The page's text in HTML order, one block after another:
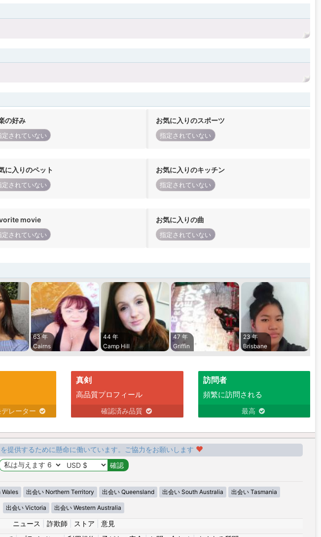
の好み
定されていない
お気に入りのスポーツ
指定されていない
に入りのペット
定されていない
お気に入りのキッチン
指定されていない
movie
定されていない
お気に入りの曲
指定されていない
63 年
Cairns
44 年
Camp Hill
47 年
Griffin
23 年
Brisbane
レーター
真剣
高品質プロフィール
確認済み品質
訪問者
頻繁に訪問される
最高
提供するために懸命に働いています。ご協力をお願いします
Wales 出会い Northern Territory 出会い Queensland 出会い South Australia 出会い Tasmania
出会い Victoria 出会い Western Australia
ニュース 詐欺師 ストア
意見